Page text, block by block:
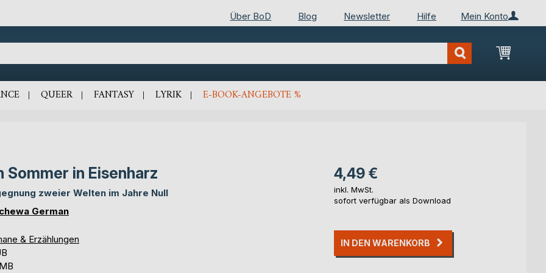
Mein Konto
Über BoD Blog Newsletter Hilfe
Mein
QUEER FANTASY LYRIK E-BOOK-ANGEBOTE %
Sommer in Eisenharz
zweier Welten im Jahre Null
German
& Erzählungen
4,49 €
inkl. MwSt.
sofort verfügbar als Download
IN DEN WARENKORB